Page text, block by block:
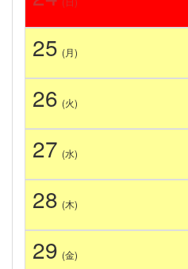
25 (月)
26 (火)
27 (水)
28 (木)
29 (金)